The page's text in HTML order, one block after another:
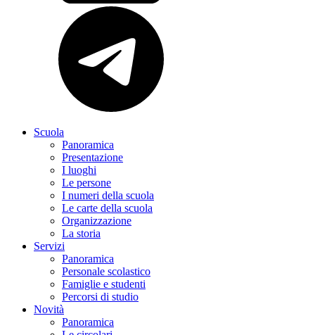
Scuola
Panoramica
Presentazione
I luoghi
Le persone
I numeri della scuola
Le carte della scuola
Organizzazione
La storia
Servizi
Panoramica
Personale scolastico
Famiglie e studenti
Percorsi di studio
Novità
Panoramica